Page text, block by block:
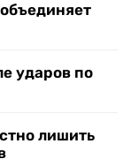
ударов по
лишить